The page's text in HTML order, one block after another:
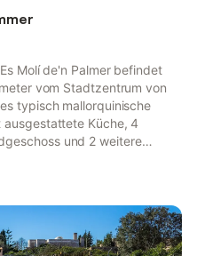
Molí de'n Palmer befindet
vom Stadtzentrum von
typisch mallorquinische
ausgestattete Küche, 4
und 2 weitere
im ersten Stock. Die Villa
Zur Ausstattung der
oder Gruppen eignet,